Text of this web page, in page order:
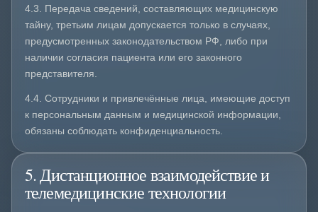
4.3. Передача сведений, составляющих медицинскую
тайну, третьим лицам допускается только в случаях,
предусмотренных законодательством РФ, либо при
наличии согласия пациента или его законного
представителя.
4.4. Сотрудники и привлечённые лица, имеющие доступ
к персональным данным и медицинской информации,
обязаны соблюдать конфиденциальность.
5. Дистанционное взаимодействие и
телемедицинские технологии